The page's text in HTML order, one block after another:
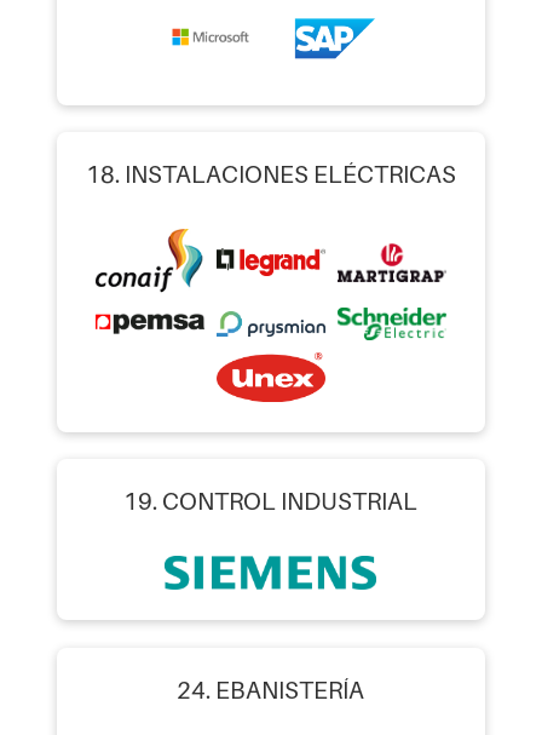
18. INSTALACIONES ELÉCTRICAS
19. CONTROL INDUSTRIAL
24. EBANISTERÍA